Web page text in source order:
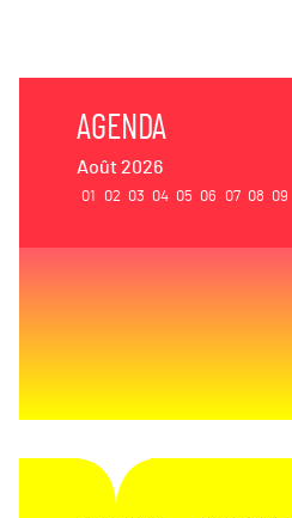
AGENDA
Août 2026
01 02 03 04 05 06 07 08 09